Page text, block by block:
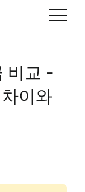
비교 -
이와